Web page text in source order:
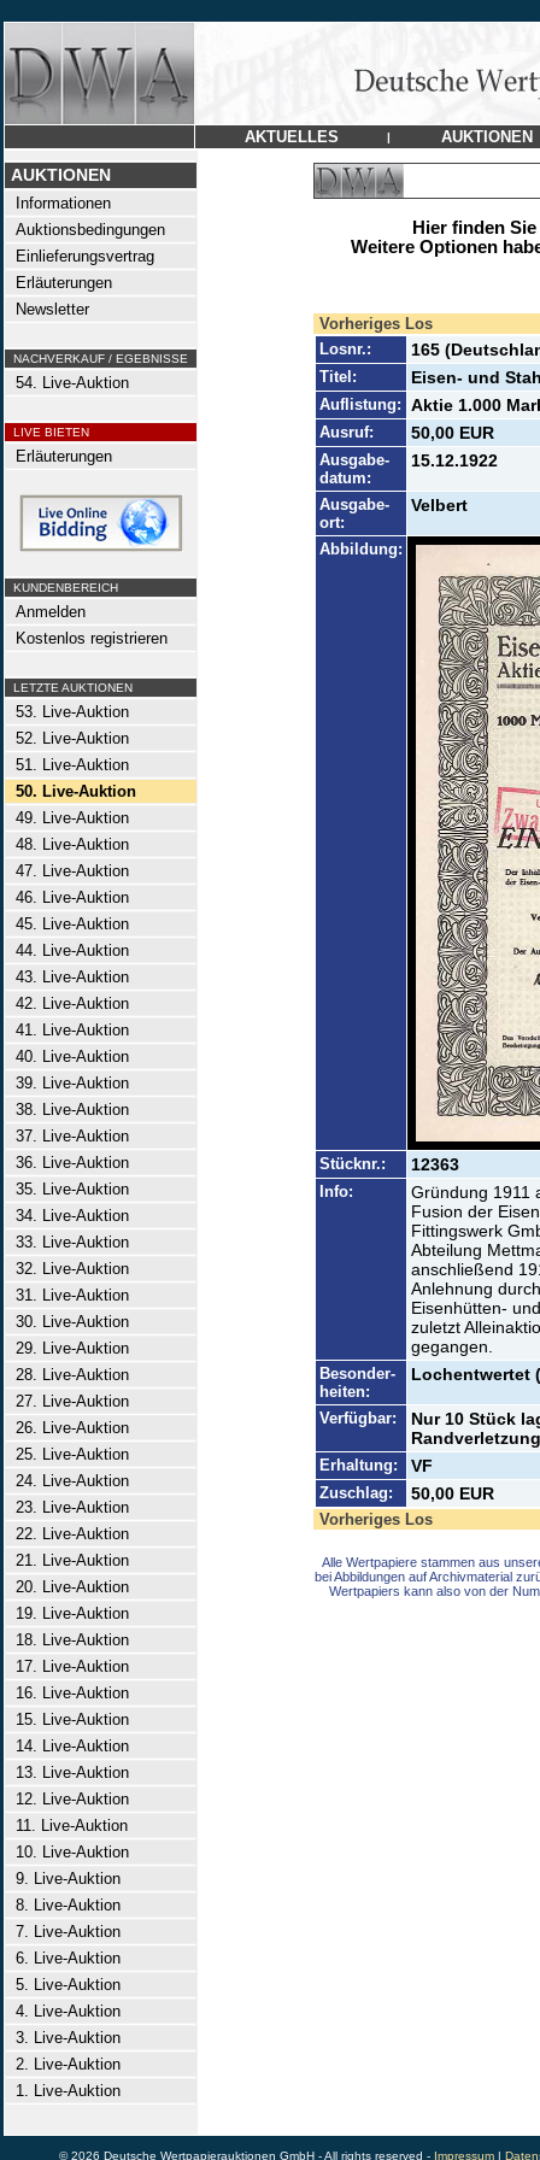
AKTUELLES | AUKTIONEN
AUKTIONEN
Informationen
Auktionsbedingungen
Einlieferungsvertrag
Erläuterungen
Newsletter
NACHVERKAUF / EGEBNISSE
54. Live-Auktion
LIVE BIETEN
Erläuterungen
KUNDENBEREICH
Anmelden
Kostenlos registrieren
LETZTE AUKTIONEN
53. Live-Auktion
52. Live-Auktion
51. Live-Auktion
50. Live-Auktion
49. Live-Auktion
48. Live-Auktion
47. Live-Auktion
46. Live-Auktion
45. Live-Auktion
44. Live-Auktion
43. Live-Auktion
42. Live-Auktion
41. Live-Auktion
40. Live-Auktion
39. Live-Auktion
38. Live-Auktion
37. Live-Auktion
36. Live-Auktion
35. Live-Auktion
34. Live-Auktion
33. Live-Auktion
32. Live-Auktion
31. Live-Auktion
30. Live-Auktion
29. Live-Auktion
28. Live-Auktion
27. Live-Auktion
26. Live-Auktion
25. Live-Auktion
24. Live-Auktion
23. Live-Auktion
22. Live-Auktion
21. Live-Auktion
20. Live-Auktion
19. Live-Auktion
18. Live-Auktion
17. Live-Auktion
16. Live-Auktion
15. Live-Auktion
14. Live-Auktion
13. Live-Auktion
12. Live-Auktion
11. Live-Auktion
10. Live-Auktion
9. Live-Auktion
8. Live-Auktion
7. Live-Auktion
6. Live-Auktion
5. Live-Auktion
4. Live-Auktion
3. Live-Auktion
2. Live-Auktion
1. Live-Auktion
Hier finden
Weitere Optionen
Vorheriges Los
Losnr.:
165
Titel: Eisen- und
Auflistung: Aktie 1.000
Ausruf: 50,00 EUR
Ausgabe-
datum:
15.12.1922
Ausgabe-
ort:
Velbert
Abbildung:
Stücknr.: 12363
Info:
Gründung 1911
Fusion der
Fittingswerk
Abteilung
anschließend
Anlehnung
Eisenhütten-
zuletzt
gegangen.
Besonder-
heiten:
Lochentwertet
Verfügbar:
Nur 10 Stück
Erhaltung: VF
Zuschlag: 50,00 EUR
Vorheriges Los
Alle Wertpapiere stammen aus
bei Abbildungen auf Archivmaterial
Wertpapiers kann also von der
© 2026 Deutsche Wertpapierauktionen GmbH - All rights reserved - Impressum|